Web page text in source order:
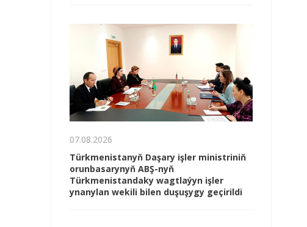
07.08.2026
Türkmenistanyň Daşary işler ministriniň
orunbasarynyň ABŞ-nyň
Türkmenistandaky wagtlaýyn işler
ynanylan wekili bilen duşuşygy geçirildi